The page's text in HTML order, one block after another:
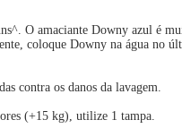
O amaciante Downy azul é
coloque Downy na água no
contra os danos da lavagem.
(+15 kg), utilize 1 tampa.